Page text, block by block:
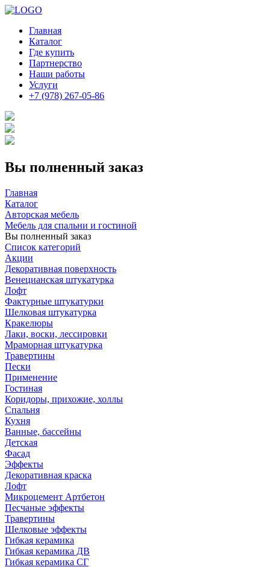
Главная
Каталог
Где купить
Партнерство
Наши работы
Услуги
+7 (978) 267-05-86
Вы полненный заказ
Главная
Каталог
Авторская мебель
Мебель для спальни и гостиной
Вы полненный заказ
Список категорий
Акции
Декоративная поверхность
Венецианская штукатурка
Лофт
Фактурные штукатурки
Шелковая штукатурка
Кракелюры
Лаки, воски, лессировки
Мраморная штукатурка
Травертины
Пески
Применение
Гостиная
Коридоры, прихожие, холлы
Спальня
Кухня
Ванные, бассейны
Детская
Фасад
Эффекты
Декоративная краска
Лофт
Микроцемент Артбетон
Песчаные эффекты
Травертины
Шелковые эффекты
Гибкая керамика
Гибкая керамика ДВ
Гибкая керамика СГ